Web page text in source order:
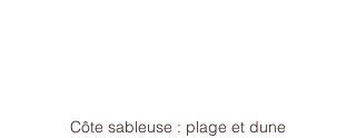
Côte sableuse : plage et dune